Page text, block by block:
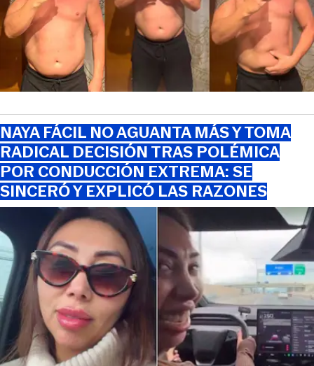
NAYA FÁCIL NO AGUANTA MÁS Y TOMA
RADICAL DECISIÓN TRAS POLÉMICA
POR CONDUCCIÓN EXTREMA: SE
SINCERÓ Y EXPLICÓ LAS RAZONES